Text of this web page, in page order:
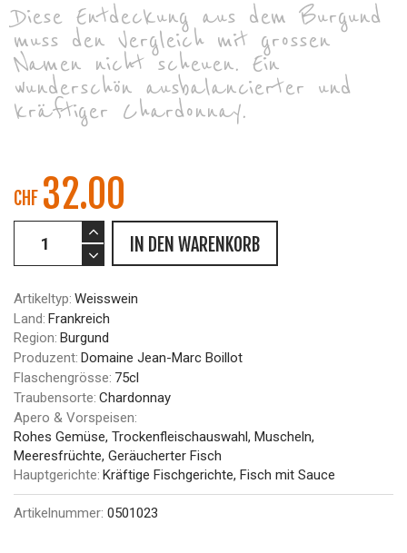
Diese Entdeckung aus dem Burgund
muss den Vergleich mit grossen
Namen nicht scheuen. Ein
wunderschön ausbalancierter und
kräftiger Chardonnay.
CHF 32.00
IN DEN WARENKORB
Artikeltyp: Weisswein
Land: Frankreich
Region: Burgund
Produzent: Domaine Jean-Marc Boillot
Flaschengrösse: 75cl
Traubensorte: Chardonnay
Apero & Vorspeisen:
Rohes Gemüse, Trockenfleischauswahl, Muscheln,
Meeresfrüchte, Geräucherter Fisch
Hauptgerichte: Kräftige Fischgerichte, Fisch mit Sauce
Artikelnummer: 0501023